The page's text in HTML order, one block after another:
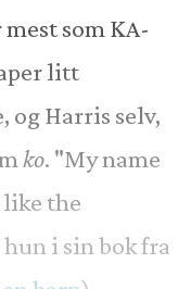
som KA-
litt
Harris selv,
ko. "My name
the
i sin bok fra